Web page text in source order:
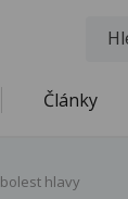
Články
bolest hlavy